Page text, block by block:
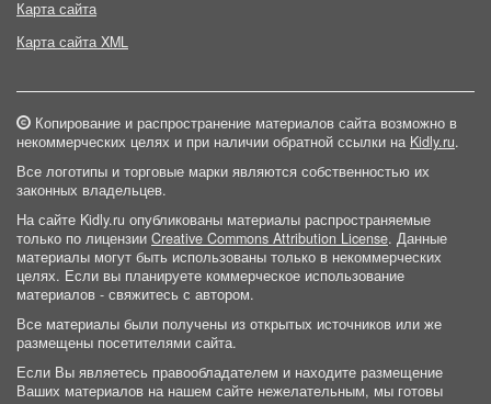
Карта сайта
Карта сайта XML
Копирование и распространение материалов сайта возможно в
некоммерческих целях и при наличии обратной ссылки на Kidly.ru.
Все логотипы и торговые марки являются собственностью их
законных владельцев.
На сайте Kidly.ru опубликованы материалы распространяемые
только по лицензии Creative Commons Attribution License. Данные
материалы могут быть использованы только в некоммерческих
целях. Если вы планируете коммерческое использование
материалов - свяжитесь с автором.
Все материалы были получены из открытых источников или же
размещены посетителями сайта.
Если Вы являетесь правообладателем и находите размещение
Ваших материалов на нашем сайте нежелательным, мы готовы